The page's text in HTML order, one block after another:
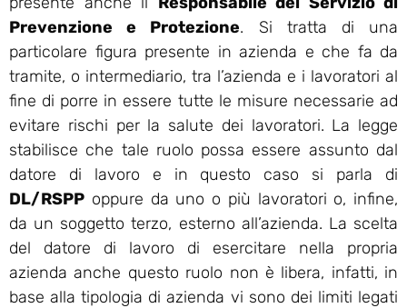
Prevenzione e Protezione. Si tratta di una
particolare figura presente in azienda e che fa da
tramite, o intermediario, tra l’azienda e i lavoratori al
fine di porre in essere tutte le misure necessarie ad
evitare rischi per la salute dei lavoratori. La legge
stabilisce che tale ruolo possa essere assunto dal
datore di lavoro e in questo caso si parla di
DL/RSPP oppure da uno o più lavoratori o, infine,
da un soggetto terzo, esterno all’azienda. La scelta
del datore di lavoro di esercitare nella propria
azienda anche questo ruolo non è libera, infatti, in
base alla tipologia di azienda vi sono dei limiti legati